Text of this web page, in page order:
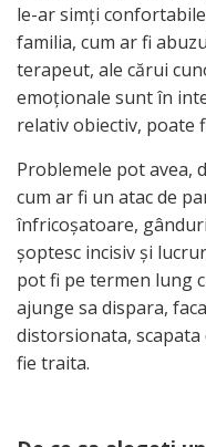
le-ar simţi
familia, cum ar fi
terapeut, ale cărui
emoţionale sunt în
relativ obiectiv, poate
Problemele pot avea,
cum ar fi un atac de
înfricoşatoare,
şoptesc incisiv şi
pot fi pe termen lung
ajunge sa dispara,
distorsionata,
fie traita.